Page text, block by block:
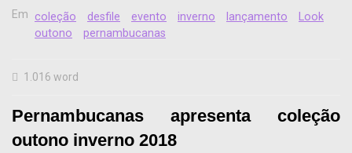
Em coleção desfile evento inverno lançamento
Look
outono
pernambucanas
1.016 word
Pernambucanas apresenta coleção
outono inverno 2018